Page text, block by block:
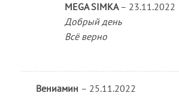
MEGA SIMKA – 23.11.2022
Добрый день
Всё верно
Вениамин – 25.11.2022